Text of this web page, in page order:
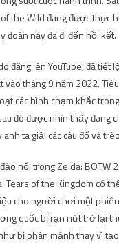
the Wild đang được thực
đoán này đã đi đến hồi kết.
lên YouTube, đã
tháng 9 năm 2022.
các hình chạm khắc
đó được nhìn thấy
ta giải các câu đố và
nổi trong Zelda: BOTW
of the Kingdom có
cho người chơi một
quốc bị rạn nứt trở lại
bị phân mảnh thay vì